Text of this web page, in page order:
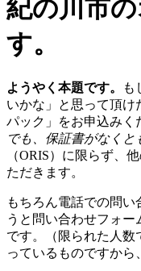
紀の川市
す。
ようやく本題です。
も
いかな」と思って頂け
パック」をお申込みく
でも、保証書がなくと
（ORIS）に限らず、
ただきます。
もちろん電話での問
うと問い合わせフォ
です。（限られた人数
っているものですから